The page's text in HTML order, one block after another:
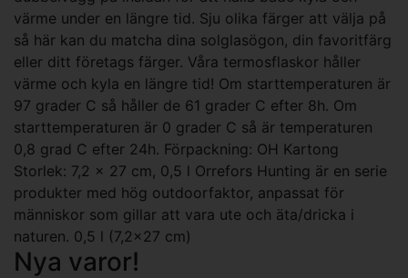
värme under en längre tid. Sju olika färger att välja på
så här kan du matcha dina solglasögon, din favoritfärg
eller ditt företags färger. Våra termosflaskor håller
värme och kyla en längre tid! Om starttemperaturen är
97 grader C så håller de 61 grader C efter 8h. Om
starttemperaturen är 0 grader C så är temperaturen
0,8 grad C efter 24h. Förpackning: OH Kartong
Storlek: 7,2 x 27 cm, 0,5 l Orrefors Hunting är en serie
produkter med hög outdoorfaktor, anpassat för
människor som gillar att vara ute och äta/dricka i
naturen. 0,5 l (7,2x27 cm)
Nya varor!